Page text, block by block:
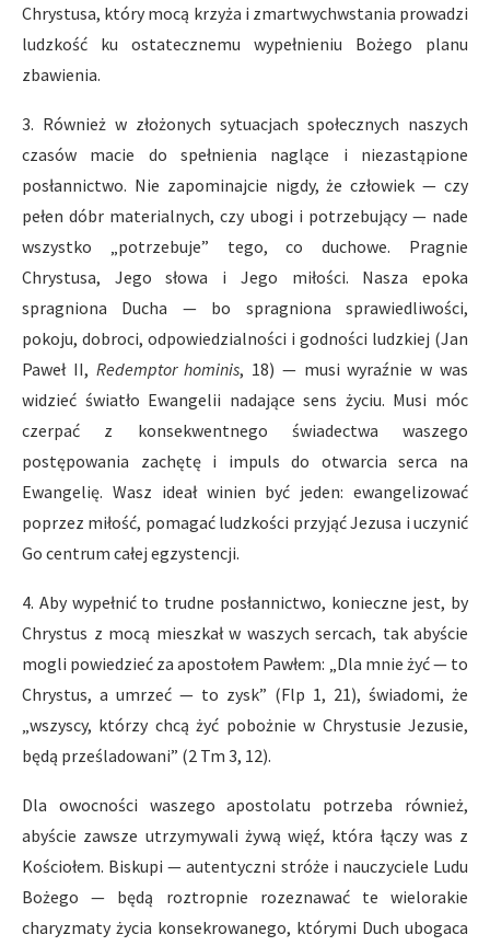
Chrystusa, który mocą krzyża i zmartwychwstania prowadzi
ludzkość ku ostatecznemu wypełnieniu Bożego planu
zbawienia.
3. Również w złożonych sytuacjach społecznych naszych
czasów macie do spełnienia naglące i niezastąpione
posłannictwo. Nie zapominajcie nigdy, że człowiek — czy
pełen dóbr materialnych, czy ubogi i potrzebujący — nade
wszystko „potrzebuje” tego, co duchowe. Pragnie
Chrystusa, Jego słowa i Jego miłości. Nasza epoka
spragniona Ducha — bo spragniona sprawiedliwości,
pokoju, dobroci, odpowiedzialności i godności ludzkiej (Jan
Paweł II, Redemptor hominis, 18) — musi wyraźnie w was
widzieć światło Ewangelii nadające sens życiu. Musi móc
czerpać z konsekwentnego świadectwa waszego
postępowania zachętę i impuls do otwarcia serca na
Ewangelię. Wasz ideał winien być jeden: ewangelizować
poprzez miłość, pomagać ludzkości przyjąć Jezusa i uczynić
Go centrum całej egzystencji.
4. Aby wypełnić to trudne posłannictwo, konieczne jest, by
Chrystus z mocą mieszkał w waszych sercach, tak abyście
mogli powiedzieć za apostołem Pawłem: „Dla mnie żyć — to
Chrystus, a umrzeć — to zysk” (Flp 1, 21), świadomi, że
„wszyscy, którzy chcą żyć pobożnie w Chrystusie Jezusie,
będą prześladowani” (2 Tm 3, 12).
Dla owocności waszego apostolatu potrzeba również,
abyście zawsze utrzymywali żywą więź, która łączy was z
Kościołem. Biskupi — autentyczni stróże i nauczyciele Ludu
Bożego — będą roztropnie rozeznawać te wielorakie
charyzmaty życia konsekrowanego, którymi Duch ubogaca